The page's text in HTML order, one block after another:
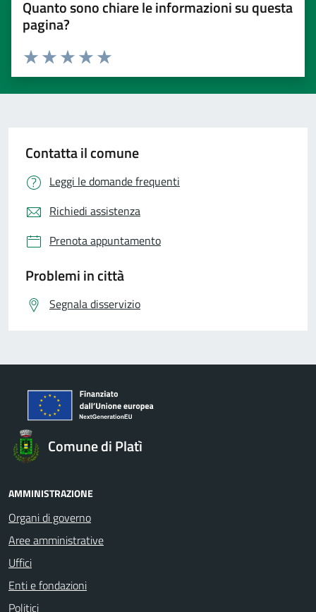
Quanto sono chiare le informazioni su questa
pagina?
Valuta 5 stelle su 5
Valuta 4 stelle su 5
Valuta 3 stelle su 5
Valuta 2 stelle su 5
Valuta 1 stelle su 5
Contatta il comune
Leggi le domande frequenti
Richiedi assistenza
Prenota appuntamento
Problemi in città
Segnala disservizio
Comune di Platì
AMMINISTRAZIONE
Organi di governo
Aree amministrative
Uffici
Enti e fondazioni
Politici